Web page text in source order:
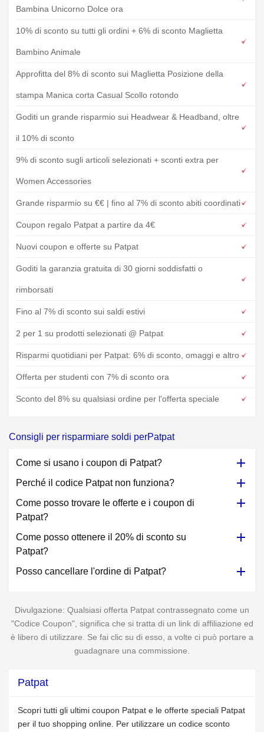
Bambina Unicorno Dolce ora
10% di sconto su tutti gli ordini + 6% di sconto Maglietta
Bambino Animale
Approfitta del 8% di sconto sui Maglietta Posizione della
stampa Manica corta Casual Scollo rotondo
Goditi un grande risparmio sui Headwear & Headband, oltre
il 10% di sconto
9% di sconto sugli articoli selezionati + sconti extra per
Women Accessories
Grande risparmio su €€ | fino al 7% di sconto abiti coordinati
Coupon regalo Patpat a partire da 4€
Nuovi coupon e offerte su Patpat
Goditi la garanzia gratuita di 30 giorni soddisfatti o
rimborsati
Fino al 7% di sconto sui saldi estivi
2 per 1 su prodotti selezionati @ Patpat
Risparmi quotidiani per Patpat: 6% di sconto, omaggi e altro
Offerta per studenti con 7% di sconto ora
Sconto del 8% su qualsiasi ordine per l'offerta speciale
Consigli per risparmiare soldi perPatpat
Come si usano i coupon di Patpat?
Perché il codice Patpat non funziona?
Come posso trovare le offerte e i coupon di
Patpat?
Come posso ottenere il 20% di sconto su
Patpat?
Posso cancellare l'ordine di Patpat?
Divulgazione: Qualsiasi offerta Patpat contrassegnato come un
"Codice Coupon", significa che si tratta di un link di affiliazione ed
è libero di utilizzare. Se fai clic su di esso, a volte ci può portare a
guadagnare una commissione.
Patpat
Scopri tutti gli ultimi coupon Patpat e le offerte speciali Patpat
per il tuo shopping online. Per utilizzare un codice sconto